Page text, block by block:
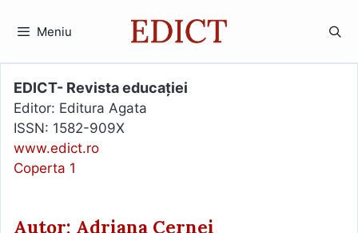
Meniu
EDICT- Revista educației
Editor: Editura Agata
ISSN: 1582-909X
www.edict.ro
Coperta 1
Autor: Adriana Cernei